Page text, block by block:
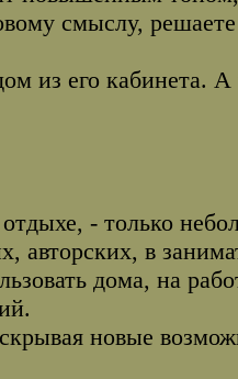
смыслу,
из его кабинета.
- только
авторских, в
дома, на
новые